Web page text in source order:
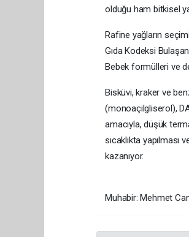
olduğu ham bitkisel
Rafine yağların
Gıda Kodeksi
Bebek formülleri ve
Bisküvi, kraker ve
(monoaçilgliserol),
amacıyla, düşük
sıcaklıkta
kazanıyor.
Muhabir: Mehmet